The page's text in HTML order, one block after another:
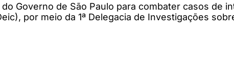
Governo de São Paulo para combater casos de
por meio da 1ª Delegacia de Investigações